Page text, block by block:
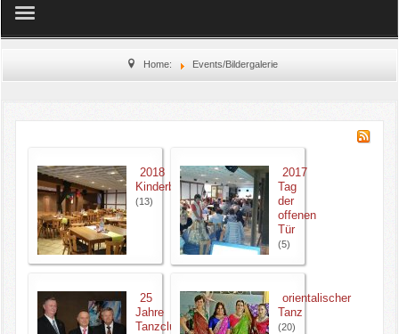
Kinderballett
Orientalischer Tanz
Infos/Termine u.a
Events/Bildergalerie
Home: Events/Bildergalerie
2018
Kinderballett
(13)
2017
Tag
der
offenen
Tür
(5)
25
Jahre
Tanzclub
orientalischer
Tanz
(20)